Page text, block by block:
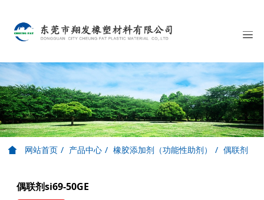
网站首页 产品中心 橡胶添加剂（功能性助剂） 偶联剂
偶联剂si69-50GE